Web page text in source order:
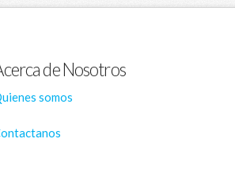
de Nosotros
somos